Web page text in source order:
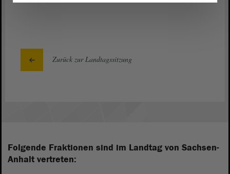
Zurück zur Landtagssitzung
Folgende Fraktionen sind im Landtag von Sachsen-
Anhalt vertreten: